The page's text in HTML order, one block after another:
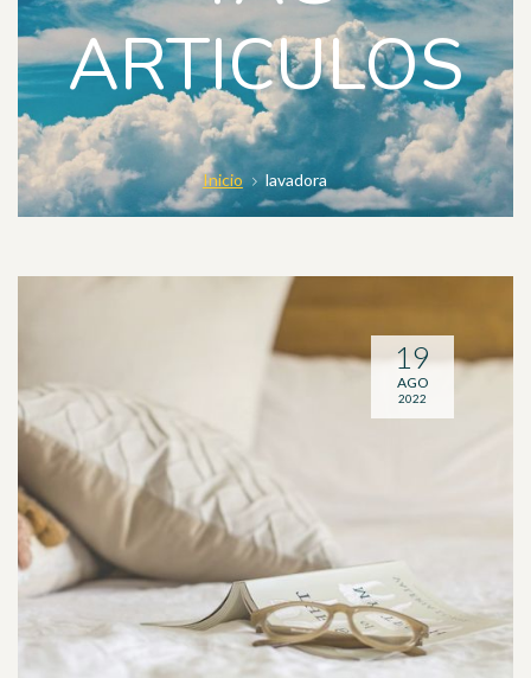
ARTICULOS
Inicio lavadora
19
AGO
2022